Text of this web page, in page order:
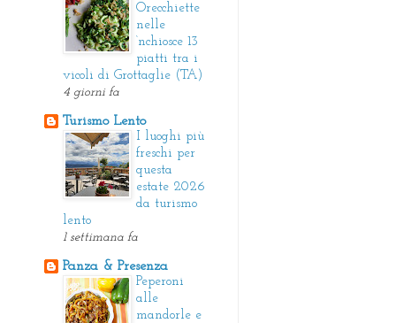
Orecchiette
nelle
‘nchiosce 13
piatti tra i
vicoli di Grottaglie (TA)
4 giorni fa
Turismo Lento
I luoghi più
freschi per
questa
estate 2026
da turismo
lento
1 settimana fa
Panza & Presenza
Peperoni
alle
mandorle e